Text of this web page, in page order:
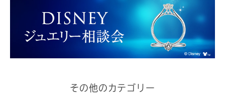
その他のカテゴリー